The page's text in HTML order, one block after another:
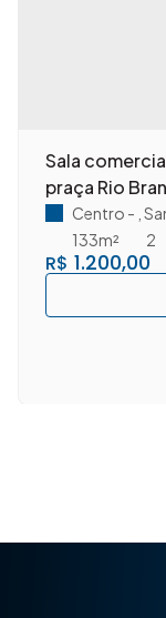
Sala
praça Rio
D'Oeste/SP.
R$ 1.200,00
Centro
2
133m²